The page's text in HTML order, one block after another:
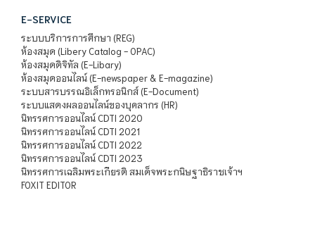
E-SERVICE
ระบบบริการการศึกษา (REG)
ห้องสมุด (Libery Catalog - OPAC)
ห้องสมุดดิจิทัล (E-Libary)
ห้องสมุดออนไลน์ (E-newspaper & E-magazine)
ระบบสารบรรณอิเล็กทรอนิกส์ (E-Document)
ระบบแสดงผลออนไลน์ของบุคลากร (HR)
นิทรรศการออนไลน์ CDTI 2020
นิทรรศการออนไลน์ CDTI 2021
นิทรรศการออนไลน์ CDTI 2022
นิทรรศการออนไลน์ CDTI 2023
นิทรรศการเฉลิมพระเกียรติ สมเด็จพระกนิษฐาธิราชเจ้าฯ
FOXIT EDITOR